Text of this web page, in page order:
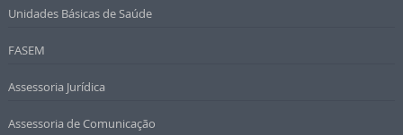
Unidades Básicas de Saúde
FASEM
Assessoria Jurídica
Assessoria de Comunicação